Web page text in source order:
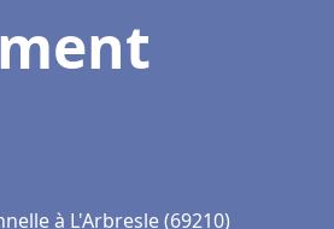
à L'Arbresle (69210)